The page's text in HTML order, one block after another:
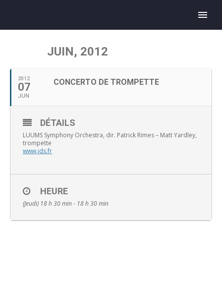
JUIN, 2012
2012
07
JUN
CONCERTO DE TROMPETTE
DÉTAILS
LUUMS Symphony Orchestra, dir. Patrick Rimes – Matt Yardley,
trompette
www.jds.fr
HEURE
(Jeudi) 18 h 30 min - 18 h 30 min